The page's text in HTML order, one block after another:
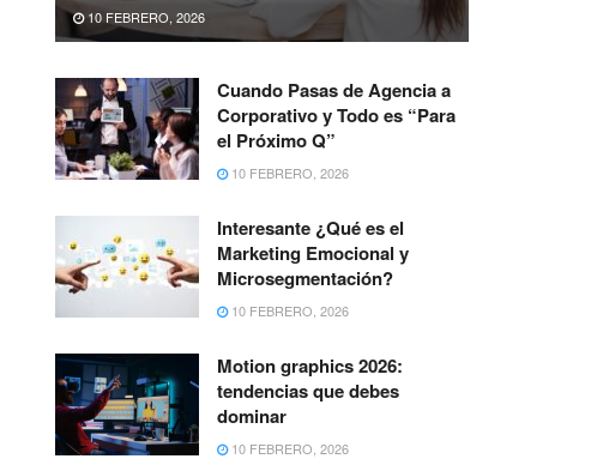
10 FEBRERO, 2026
Cuando Pasas de Agencia a
Corporativo y Todo es “Para
el Próximo Q”
10 FEBRERO, 2026
Interesante ¿Qué es el
Marketing Emocional y
Microsegmentación?
10 FEBRERO, 2026
Motion graphics 2026:
tendencias que debes
dominar
10 FEBRERO, 2026